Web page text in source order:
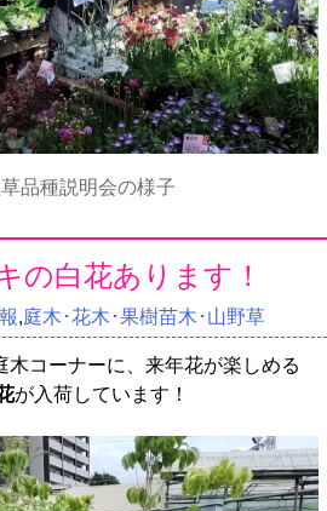
品種説明会の様子
の白花あります！
,庭木･花木･果樹苗木･山野草
木コーナーに、来年花が楽しめる
が入荷しています！